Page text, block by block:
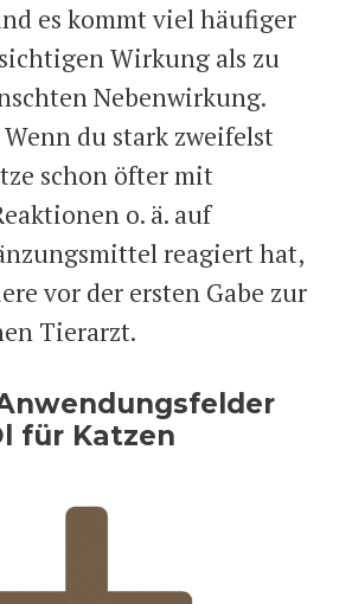
es kommt viel häufiger
Wirkung als zu
Nebenwirkung.
du stark zweifelst
schon öfter mit
o. ä. auf
reagiert hat,
vor der ersten Gabe zur
Tierarzt.
für Katzen